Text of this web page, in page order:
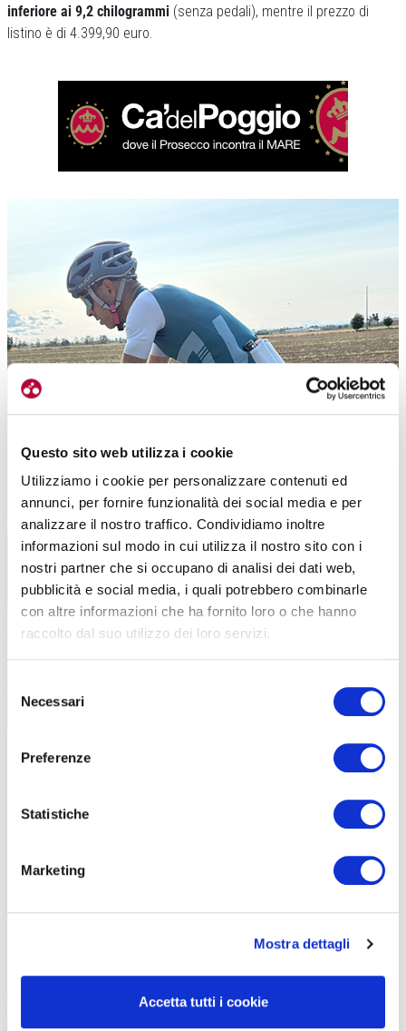
Questo sito web utilizza i cookie
Utilizziamo i cookie per personalizzare contenuti ed
annunci, per fornire funzionalità dei social media e per
analizzare il nostro traffico. Condividiamo inoltre
informazioni sul modo in cui utilizza il nostro sito con i
nostri partner che si occupano di analisi dei dati web,
pubblicità e social media, i quali potrebbero combinarle
con altre informazioni che ha fornito loro o che hanno
raccolto dal suo utilizzo dei loro servizi.
delNecessari
Preferenze
Statistiche
Marketing
Mostra dettagli
Accetta tutti i cookie
inferiore ai 9,2 chilogrammi (senza pedali), mentre il prezzo di
listino è di 4.399,90 euro.
COME VA
BH GravelXlo è fino
ad un certo punto, perché una volta messa su strada e all’interno
sostenuto nella zona dell’avantreno.
Dietro smorza e copia
, non si
siede e non flette. Quando si è su strada e ci si alza in piedi sui
pedali,la zona SRS è impercettibile, il comfort arriva da tutto il
comparto posteriore. Quando si passa in modalità off-road la zona
bassa del triangolo dietro si attiva come una sorta di schermo.
Non affonda enon blocca completamente le vibrazioni, masegue
la conformazione del terreno e sembra adeguarsi allo stile di
pedalata